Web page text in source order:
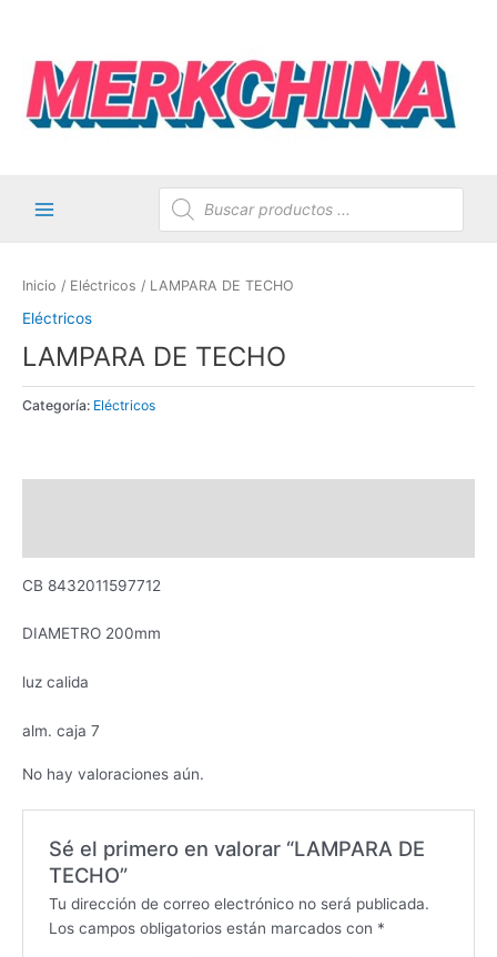
contenido
Búsqueda
de
productos
Inicio / Eléctricos / LAMPARA DE TECHO
Eléctricos
LAMPARA DE TECHO
Categoría: Eléctricos
CB 8432011597712
DIAMETRO 200mm
luz calida
alm. caja 7
No hay valoraciones aún.
Sé el primero en valorar “LAMPARA DE
TECHO”
Tu dirección de correo electrónico no será publicada.
Los campos obligatorios están marcados con *